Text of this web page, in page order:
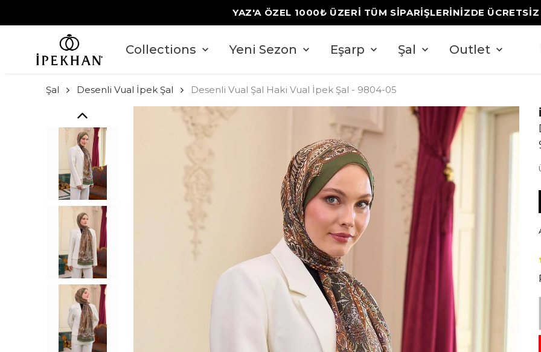
YAZ'A ÖZEL 1000₺ ÜZERİ TÜM SİPARİŞLERİNİZDE ÜCRETSİZ
Collections Yeni Sezon Eşarp Şal Outlet
Şal Desenli Vual İpek Şal Desenli Vual Şal Haki Vual İpek Şal - 9804-05